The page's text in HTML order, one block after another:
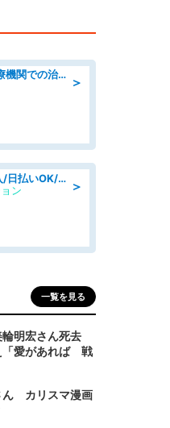
＞
「土日祝休み」未経験OK医療機関での治験コーディネーターのお仕事
＞
検品・検査/未経験OK/高収入/日払いOK/交替制/20・30・40代活躍中
ン
一覧を見る
輪明宏さん死去
「愛があれば 戦
ん カリスマ漫画